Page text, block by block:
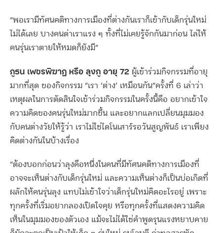
“พอเรามีทัศนคติทางการเมืองที่ต่างกันเราก็เข้ากับเด็กรุ่นใหม่
ไม่ได้เลย บางคนด่าเราแรง ๆ ทั้งที่ไม่เคยรู้จักกันมาก่อน ไล่ให้
คนรุ่นเราตายให้หมดก็ยังมี”
ภูธน เพชรพิฆาฏ หรือ ลุงภู อายุ 72 ผู้เข้าร่วมกิจกรรมที่อายุ
มากที่สุด ของกิจกรรม “เรา ‘ต่าง’ เหมือนกัน”ครั้งที่ 6 เล่าว่า
เหตุผลในการตัดสินใจเข้าร่วมกิจกรรมในครั้งนี้คือ อยากเข้าใจ
ความคิดของคนรุ่นใหม่มากขึ้น และอยากแลกเปลี่ยนมุมมอง
กับคนต่างวัยให้รู้ว่า เราไม่ใช่ไดโนเสาร์รอวันสูญพันธ์ เราเพียง
คิดต่างกันในบ้างเรื่อง
“ต้องบอกก่อนว่าลุงคือหนึ่งในคนที่มีทัศนคติทางการเมืองที่
อาจจะเห็นต่างกับเด็กรุ่นใหม่ และความเห็นต่างก็เป็นบ่อเกิดที่
ผลักให้คนรุ่นลุง แทบไม่เข้าใจว่าเด็กรุ่นใหม่คิดอะไรอยู่ เพราะ
ทุกครั้งที่เริ่มอยากลองเปิดใจคุย หรือทุกครั้งที่แสดงความคิด
เห็นในมุมมองของตัวเอง แม้จะไม่ได้ใช่คำพูดรุนแรงหยาบคาย